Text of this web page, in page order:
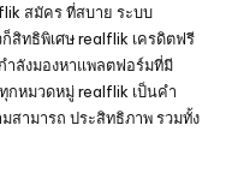
สมัคร ที่สบาย ระบบ
สิทธิพิเศษ realflik เครดิตฟรี
ลังมองหาแพลตฟอร์มที่มี
กหมวดหมู่ realflik เป็นคำ
ามารถ ประสิทธิภาพ รวมทั้ง